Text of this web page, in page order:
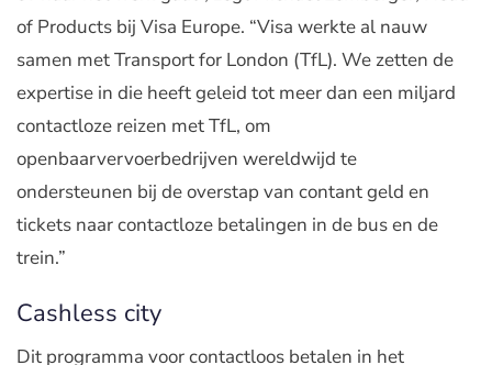
of Products bij Visa Europe. “Visa werkte al nauw
samen met Transport for London (TfL). We zetten de
expertise in die heeft geleid tot meer dan een miljard
contactloze reizen met TfL, om
openbaarvervoerbedrijven wereldwijd te
ondersteunen bij de overstap van contant geld en
tickets naar contactloze betalingen in de bus en de
trein.”
Cashless city
Dit programma voor contactloos betalen in het